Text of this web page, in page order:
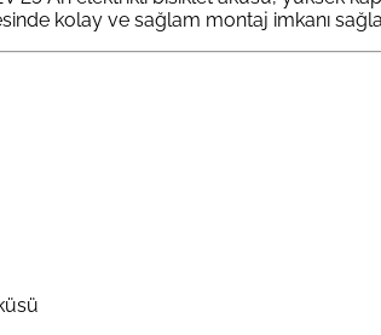
kolay ve sağlam montaj imkanı